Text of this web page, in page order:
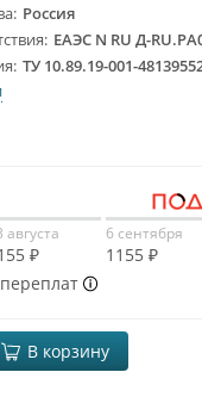
Россия
ЕАЭС N RU Д-
ТУ 10.89.19-001-
августа
₽
6 сентября
1155 ₽
В корзину